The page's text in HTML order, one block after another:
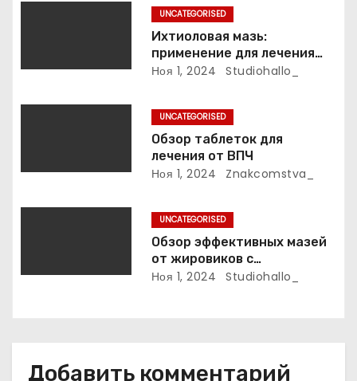
о
а
п
с
я
UNCATEGORISED
Ихтиоловая мазь:
применение для лечения
фурункулов
Ноя 1, 2024 Studiohallo_
UNCATEGORISED
Обзор таблеток для
лечения от ВПЧ
Ноя 1, 2024 Znakcomstva_
UNCATEGORISED
Обзор эффективных мазей
от жировиков с
рассасывающим эффектом
Ноя 1, 2024 Studiohallo_
Добавить комментарий